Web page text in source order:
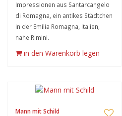
Impressionen aus Santarcangelo
di Romagna, ein antikes Städtchen
in der Emilia Romagna, Italien,
nahe Rimini.
in den Warenkorb legen
Mann mit Schild